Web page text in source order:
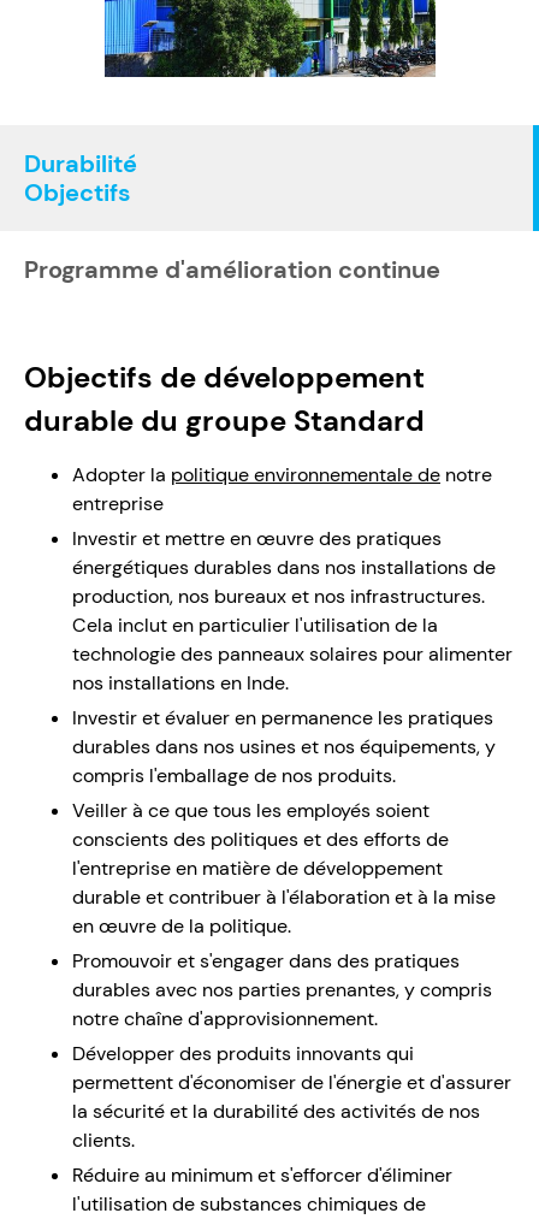
Durabilité
Objectifs
Programme d'amélioration continue
Objectifs de développement
durable du groupe Standard
Adopter la politique environnementale de notre
entreprise
Investir et mettre en œuvre des pratiques
énergétiques durables dans nos installations de
production, nos bureaux et nos infrastructures.
Cela inclut en particulier l'utilisation de la
technologie des panneaux solaires pour alimenter
nos installations en Inde.
Investir et évaluer en permanence les pratiques
durables dans nos usines et nos équipements, y
compris l'emballage de nos produits.
Veiller à ce que tous les employés soient
conscients des politiques et des efforts de
l'entreprise en matière de développement
durable et contribuer à l'élaboration et à la mise
en œuvre de la politique.
Promouvoir et s'engager dans des pratiques
durables avec nos parties prenantes, y compris
notre chaîne d'approvisionnement.
Développer des produits innovants qui
permettent d'économiser de l'énergie et d'assurer
la sécurité et la durabilité des activités de nos
clients.
Réduire au minimum et s'efforcer d'éliminer
l'utilisation de substances chimiques de